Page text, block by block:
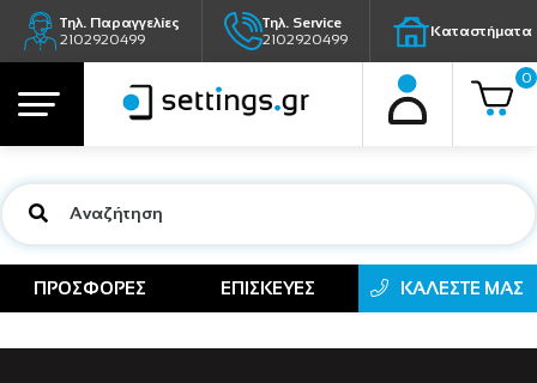
Τηλ. Παραγγελίες
2102920499
Τηλ. Service
2102920499
Καταστήματα
0
ΠΡΟΣΦΟΡΕΣ ΕΠΙΣΚΕΥΕΣ ΚΑΛΕΣΤΕ ΜΑΣ